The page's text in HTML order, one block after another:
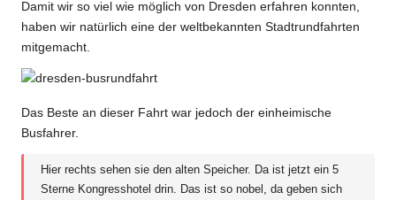
Damit wir so viel wie möglich von Dresden erfahren konnten,
haben wir natürlich eine der weltbekannten Stadtrundfahrten
mitgemacht.
Das Beste an dieser Fahrt war jedoch der einheimische
Busfahrer.
Hier rechts sehen sie den alten Speicher. Da ist jetzt ein 5
Sterne Kongresshotel drin. Das ist so nobel, da geben sich